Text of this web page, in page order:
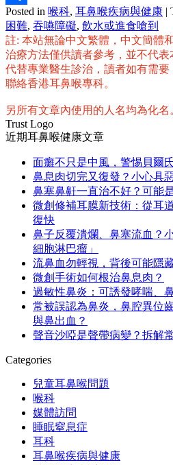
分
享
Posted in 喉科, 耳鼻喉疾病與健康 |
困難, 吞嚥障礙, 飲水或進食嗆到
註: 本站無論中文繁體，中文簡體
治療方法僅供讀者參考，並不代
代替專業醫生診治，讀者如有需
聯絡香港耳鼻喉專科。
另所有文章內使用的人名均為化名
Trust Logo
近期耳鼻喉健康文章
面癱不只是中風，警惕貝爾
鼻息肉切完又復發？小心具
鼻塞鼻鼾一直治不好？可能
微創修補耳膜新技術：從耳
復快
鼻子反覆潰爛、鼻塞流血？
細胞淋巴瘤」
流鼻血勿輕視，背後可能隱
微創手術如何根治鼻息肉？
過敏性鼻炎：可誘發哮喘、
常被誤認為鼻炎，鼻腔異位
與鼻出血？
聲音沙啞是聲帶病變？拆解
Categories
兒童耳鼻喉問題
喉科
媒體訪問
睡眠窒息症
耳科
耳鼻喉疾病與健康